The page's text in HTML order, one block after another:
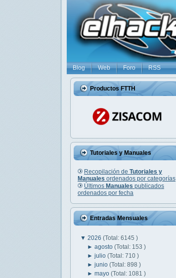
Blog Web Foro RSS
Productos FTTH
Tutoriales y Manuales
Recopilación de Tutoriales y
Manuales ordenados por categorías
Últimos Manuales publicados
ordenados por fecha
Entradas Mensuales
▼ 2026 (Total: 6145 )
►agosto(Total: 153 )
►julio(Total: 710 )
►junio(Total: 898 )
►mayo(Total: 1081 )